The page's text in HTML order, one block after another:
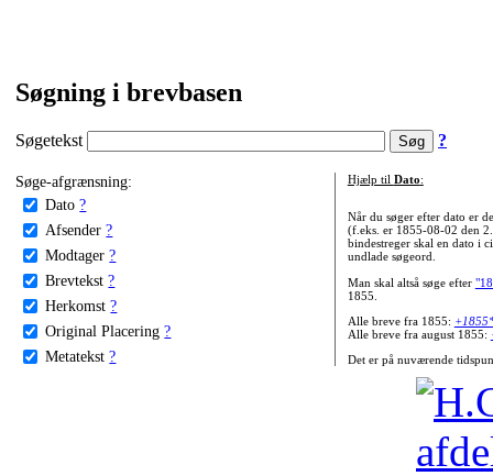
Søgning i brevbasen
Søgetekst ?
Søge-afgrænsning:
Dato ?
Afsender ?
Modtager ?
Brevtekst ?
Herkomst ?
Original Placering ?
Metatekst ?
Hjælp til Dato:
Når du søger efter dato er
(f.eks. er 1855-08-02 den
bindestreger skal en dato i
undlade søgeord.
Man skal altså søge efter
1855.
Alle breve fra 1855:
Alle breve fra august 1855:
Det er på nuværende